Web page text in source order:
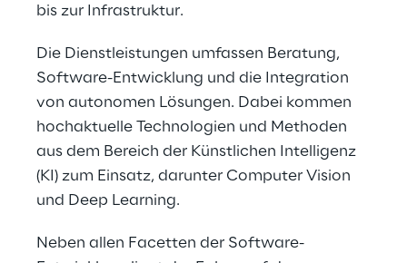
bis zur Infrastruktur.
Die Dienstleistungen umfassen Beratung,
Software-Entwicklung und die Integration
von autonomen Lösungen. Dabei kommen
hochaktuelle Technologien und Methoden
aus dem Bereich der Künstlichen Intelligenz
(KI) zum Einsatz, darunter Computer Vision
und Deep Learning.
Neben allen Facetten der Software-